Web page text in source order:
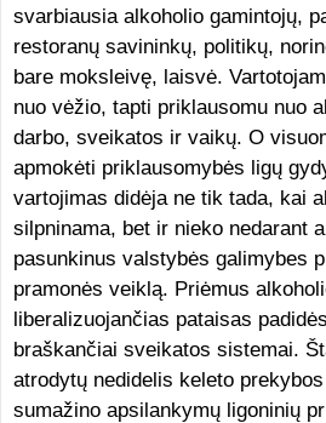
svarbiausia alkoholio gamintojų,
restoranų savininkų, politikų,
bare moksleivę, laisvė.
nuo vėžio, tapti priklausomu nuo
darbo, sveikatos ir vaikų. O
apmokėti priklausomybės ligų
vartojimas didėja ne tik tada, kai
silpninama, bet ir nieko nedarant
pasunkinus valstybės galimybes
pramonės veiklą. Priėmus
liberalizuojančias pataisas
braškančiai sveikatos sistemai.
atrodytų nedidelis keleto
sumažino apsilankymų ligoninių